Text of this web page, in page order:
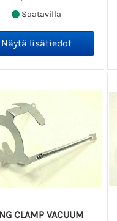
Saatavilla
CLAMP VACUUM